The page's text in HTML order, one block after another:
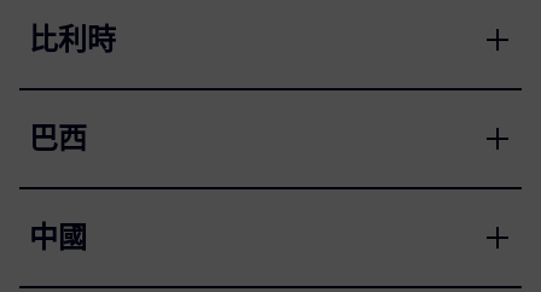
比利時
巴西
中國